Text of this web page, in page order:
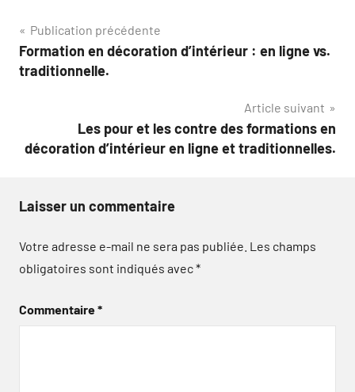
Navigation
de
Publication précédente
Formation en décoration d’intérieur : en ligne vs.
traditionnelle.
Article suivant
Les pour et les contre des formations en
décoration d’intérieur en ligne et traditionnelles.
Laisser un commentaire
Votre adresse e-mail ne sera pas publiée. Les champs
obligatoires sont indiqués avec*
Commentaire*